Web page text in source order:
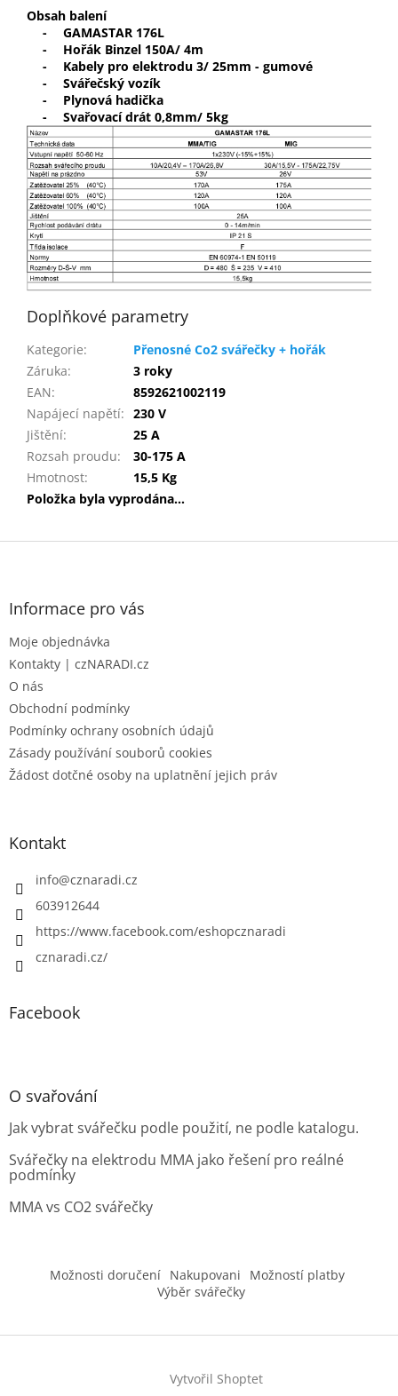
Obsah balení
-
GAMASTAR 176L
-
Hořák Binzel 150A/ 4m
-
Kabely pro elektrodu 3/ 25mm - gumové
-
Svářečský vozík
-
Plynová hadička
-
Svařovací drát 0,8mm/ 5kg
Doplňkové parametry
Kategorie:
Přenosné Co2 svářečky + hořák
Záruka:
3 roky
EAN:
8592621002119
Napájecí napětí: 230 V
Jištění:
25 A
Rozsah proudu:
30-175 A
Hmotnost:
15,5 Kg
Položka byla vyprodána…
Z
Informace pro vás
Moje objednávka
Kontakty | czNARADI.cz
O nás
Obchodní podmínky
Podmínky ochrany osobních údajů
Zásady používání souborů cookies
Žádost dotčné osoby na uplatnění jejich práv
Kontakt
info@cznaradi.cz
603912644
https://www.facebook.com/eshopcznaradi
cznaradi.cz/
Facebook
O svařování
Jak vybrat svářečku podle použití, ne podle katalogu.
Svářečky na elektrodu MMA jako řešení pro reálné
podmínky
MMA vs CO2 svářečky
Možnosti doručení Nakupovani
Možností platby
Výběr svářečky
Vytvořil Shoptet